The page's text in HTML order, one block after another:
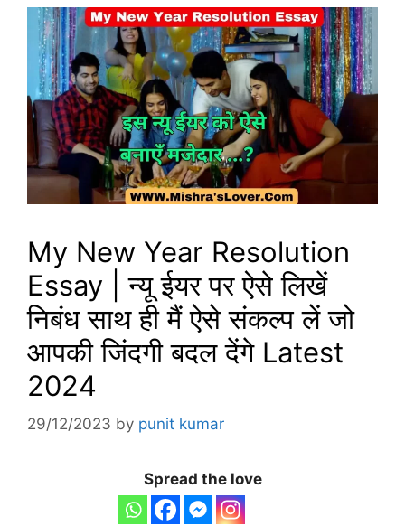
My New Year Resolution
Essay | न्यू ईयर पर ऐसे लिखें
निबंध साथ ही मैं ऐसे संकल्प लें जो
आपकी जिंदगी बदल देंगे Latest
2024
29/12/2023 by punit kumar
Spread the love